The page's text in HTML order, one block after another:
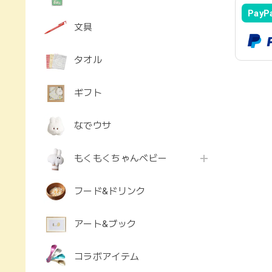
文具
タオル
ギフト
なでウサ
もくもくちゃんベビー
フード&ドリンク
アート&ブック
コラボアイテム